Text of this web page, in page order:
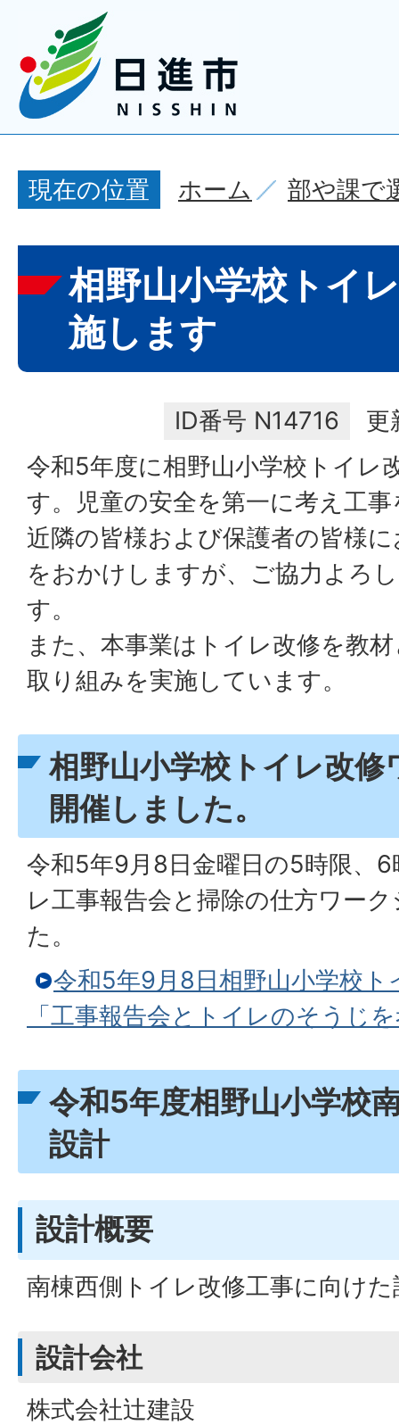
現在の位置 ホーム 部や課で
相野山小学校トイ
施します
ID番号 N14716
更
令和5年度に相野山小学校トイレ
す。児童の安全を第一に考え工
近隣の皆様および保護者の皆様
をおかけしますが、ご協力よろ
す。
また、本事業はトイレ改修を教
取り組みを実施しています。
相野山小学校トイレ改
開催しました。
令和5年9月8日金曜日の5時限、
レ工事報告会と掃除の仕方ワー
た。
令和5年9月8日相野山小学校
「工事報告会とトイレのそうじ
令和5年度相野山小学校
設計
設計概要
南棟西側トイレ改修工事に向け
設計会社
株式会社辻建設